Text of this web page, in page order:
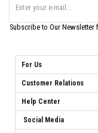
Subscribe to Our Newsletter
For Us
Customer Relations
Help Center
Social Media